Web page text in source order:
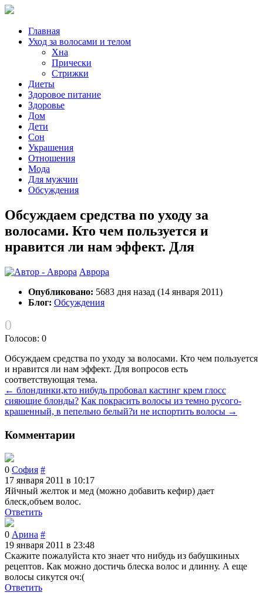
Главная
Уход за волосами и телом
Хна
Прически
Стрижки
Диеты
Здоровое питание
Здоровье
Дом
Дети
Сон
Украшения
Отношения
Мода
Для мужчин
Обсуждения
Обсуждаем средства по уходу за
волосами. Кто чем пользуется и
нравится ли нам эффект. Для
Аврора
Опубликовано: 5683 дня назад (14 января 2011)
Блог: Обсуждения
0
Голосов: 0
Обсуждаем средства по уходу за волосами. Кто чем пользуется
и нравится ли нам эффект. Для вопросов есть
соответствующая тема.
← блондинки,кто нибудь пробовал кастинг крем глосс
сияющие блонды? Как покрасить волосы из темно русого-
крашенный, в пепельно белый?и не испортить волосы →
Комментарии
0 София #
17 января 2011 в 10:17
Яйчный желток и мед (можно добавить кефир) дает
блеск,объем волос.
Ответить
0 Арина #
19 января 2011 в 23:48
Скажите пожалуйста кто знает что нибудь из бабушкиных
рецептов. Как можно достичь блеска волос и длинну. А еще
волосы сикутся оч:(
Ответить